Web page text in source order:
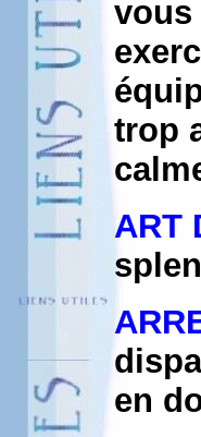
vous
trop
ART
en